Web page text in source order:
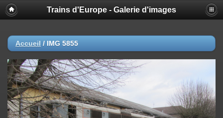
Trains d'Europe - Galerie d'images
Accueil / IMG 5855